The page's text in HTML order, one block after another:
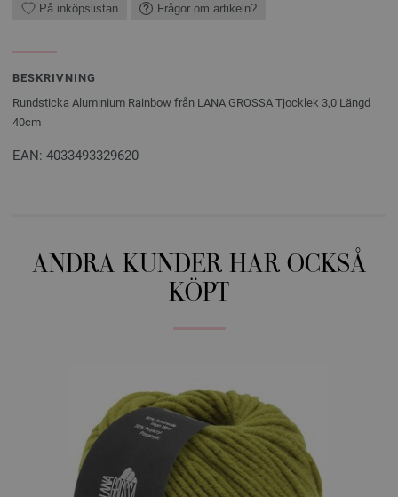
På inköpslistan Frågor om artikeln?
BESKRIVNING
Rundsticka Aluminium Rainbow från LANA GROSSA Tjocklek 3,0 Längd
40cm
EAN: 4033493329620
ANDRA KUNDER HAR OCKSÅ
KÖPT